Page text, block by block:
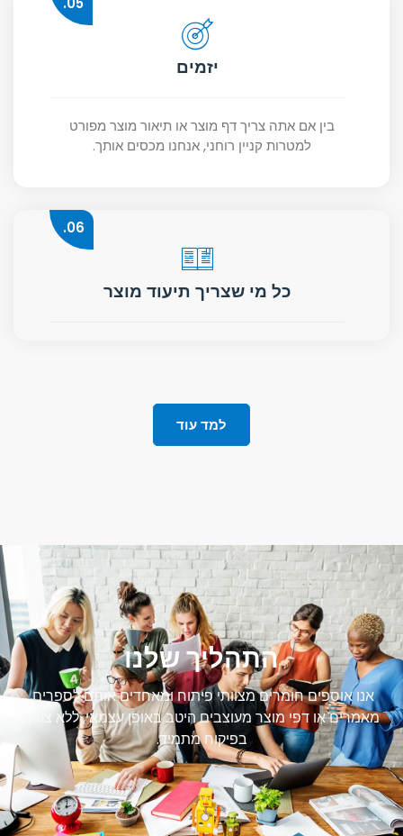
יזמים
בין אם אתה צריך דף מוצר או תיאור מוצר מפורט
למטרות קניין רוחני, אנחנו מכסים אותך.
06.
כל מי שצריך תיעוד מוצר
למד עוד
התהליך שלנו
אנו אוספים חומרים מצוותי פיתוח ומאחדים אותם לספרים,
מאמרים או דפי מוצר מעוצבים היטב באופן עצמאי, ללא צורך
בפיקוח מתמיד.